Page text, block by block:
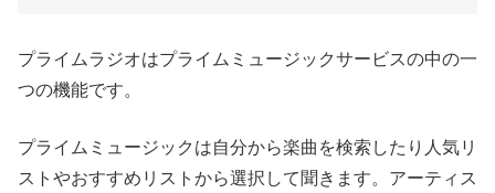
プライムラジオはプライムミュージックサービスの中の一
つの機能です。
プライムミュージックは自分から楽曲を検索したり人気リ
ストやおすすめリストから選択して聞きます。アーティス